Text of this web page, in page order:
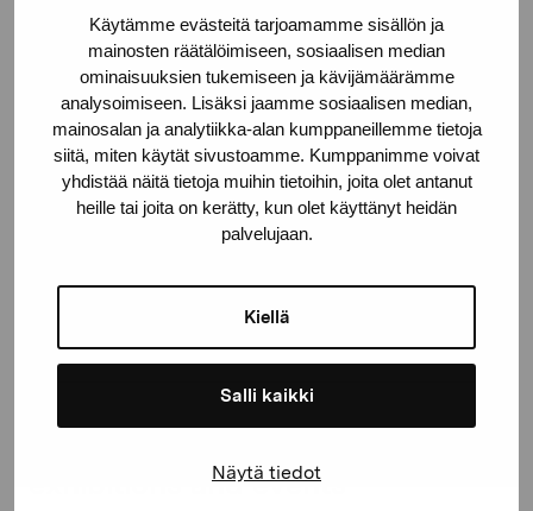
Käytämme evästeitä tarjoamamme sisällön ja
mainosten räätälöimiseen, sosiaalisen median
ominaisuuksien tukemiseen ja kävijämäärämme
analysoimiseen. Lisäksi jaamme sosiaalisen median,
mainosalan ja analytiikka-alan kumppaneillemme tietoja
siitä, miten käytät sivustoamme. Kumppanimme voivat
yhdistää näitä tietoja muihin tietoihin, joita olet antanut
heille tai joita on kerätty, kun olet käyttänyt heidän
palvelujaan.
Kiellä
Salli kaikki
Näytä tiedot
Gustav Wasas gata 11
10600 Ekenäs
proartibus@proartibus.fi
+358 (0)50 371 6339
Contact us
exhibitions and events